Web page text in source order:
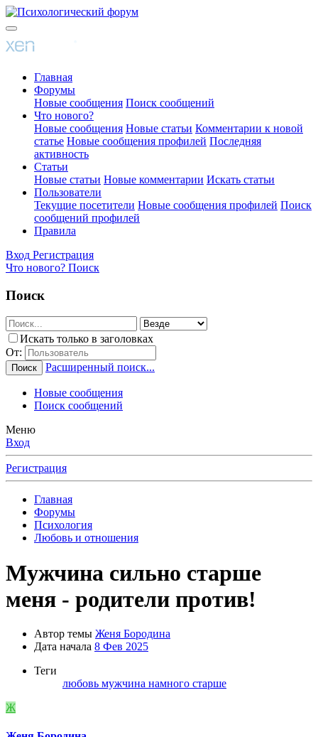
Главная
Форумы
Новые сообщения Поиск сообщений
Что нового?
Новые сообщения Новые статьи Комментарии к новой
статье Новые сообщения профилей Последняя
активность
Статьи
Новые статьи Новые комментарии Искать статьи
Пользователи
Текущие посетители Новые сообщения профилей Поиск
сообщений профилей
Правила
Вход Регистрация
Что нового? Поиск
Поиск
Искать только в заголовках
От:
Поиск Расширенный поиск...
Новые сообщения
Поиск сообщений
Меню
Вход
Регистрация
Главная
Форумы
Психология
Любовь и отношения
Мужчина сильно старше
меня - родители против!
Автор темы Женя Бородина
Дата начала 8 Фев 2025
Теги
любовь мужчина намного старше
Ж